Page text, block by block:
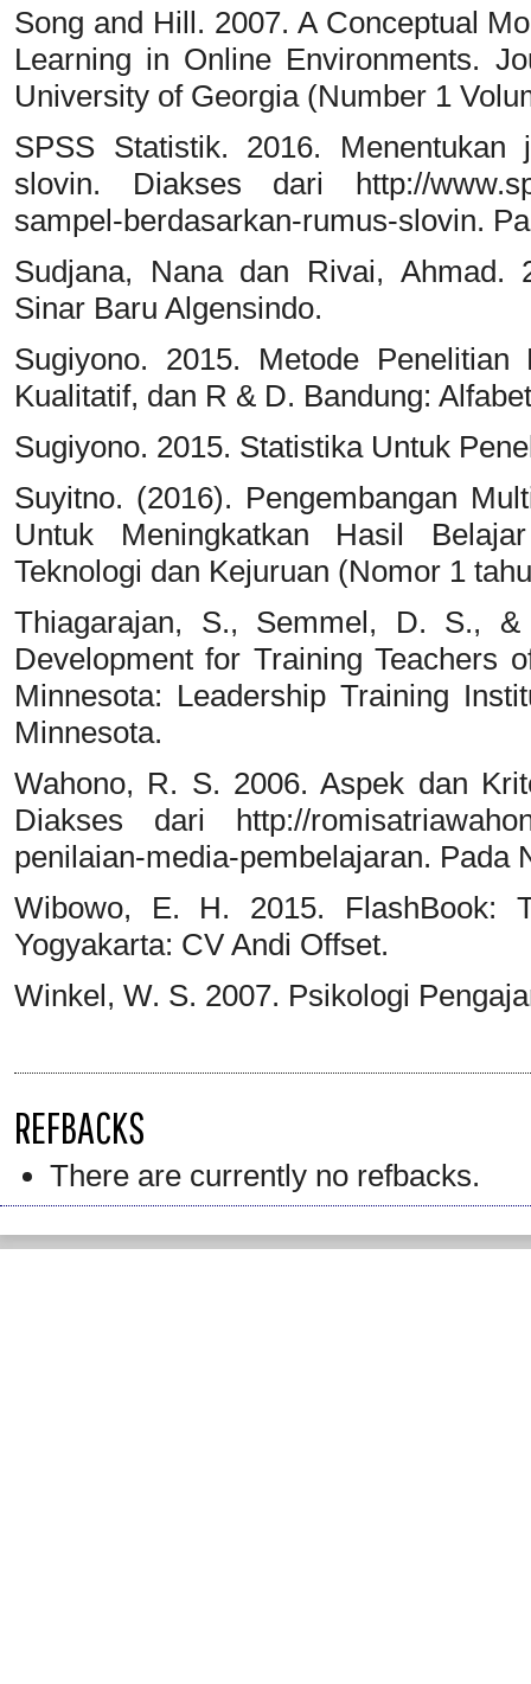
Song and Hill. 2007. A Conceptual
Learning in Online Environments.
University of Georgia (Number 1
SPSS Statistik. 2016.
slovin. Diakses dari http://
sampel-berdasarkan-rumus-slovin.
Sudjana, Nana dan Rivai, Ahmad.
Sinar Baru Algensindo.
Sugiyono. 2015. Metode Penelitian
Kualitatif, dan R & D. Bandung:
Sugiyono. 2015. Statistika Untuk
Suyitno. (2016). Pengembangan
Untuk Meningkatkan Hasil
Teknologi dan Kejuruan (Nomor 1
Thiagarajan, S., Semmel, D. S.,
Development for Training Teachers
Minnesota: Leadership Training
Minnesota.
Wahono, R. S. 2006. Aspek dan
Diakses dari http://
penilaian-media-pembelajaran. Pada
Wibowo, E. H. 2015.
Yogyakarta: CV Andi Offset.
Winkel, W. S. 2007. Psikologi
REFBACKS
There are currently no refbacks.